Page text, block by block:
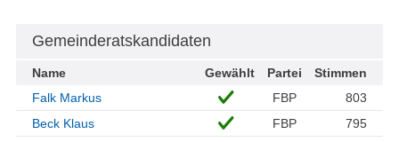
Gemeinderatskandidaten
Name Gewählt Partei
Stimmen
Falk Markus
FBP
803
Beck Klaus
FBP 795